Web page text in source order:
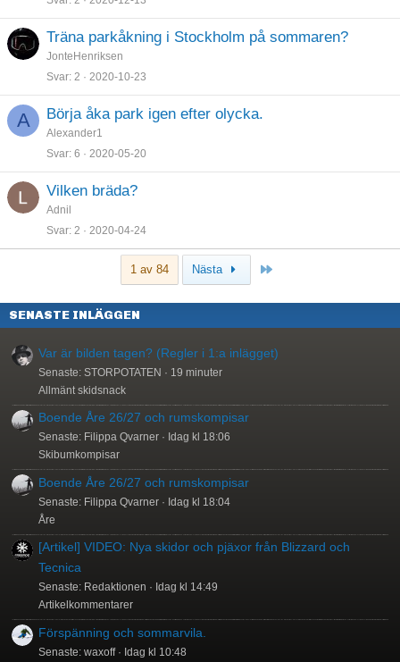
Träna parkåkning i Stockholm på sommaren?
JonteHenriksen
Svar 2 2020-10-23
A Börja åka park igen efter olycka.
Alexander1
Svar 6 2020-05-20
Vilken bräda?
Adnil
Svar 2 2020-04-24
1 av 84 Nästa
SENASTE INLÄGGEN
Var är bilden tagen? (Regler i 1:a inlägget)
Senaste: STORPOTATEN
19 minuter
Allmänt skidsnack
Boende Åre 26/27 och rumskompisar
Senaste: Filippa Qvarner
Idag kl 18:06
Skibumkompisar
Boende Åre 26/27 och rumskompisar
Senaste: Filippa Qvarner
Idag kl 18:04
Åre
[Artikel] VIDEO: Nya skidor och pjäxor från Blizzard och
Tecnica
Senaste: Redaktionen
Idag kl 14:49
Artikelkommentarer
Förspänning och sommarvila.
Senaste: waxoff
Idag kl 10:48